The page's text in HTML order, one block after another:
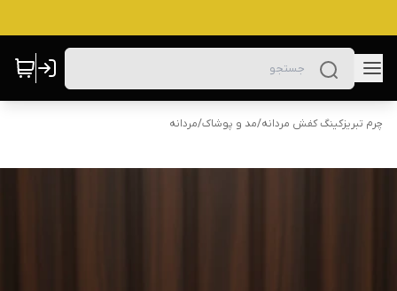
چرم تبریزکینگ کفش مردانه/مد و پوشاک/مردانه